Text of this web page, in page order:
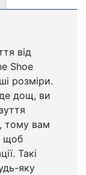
від
Shoe
розміри.
дощ, ви
тому вам
щоб
Такі
яку